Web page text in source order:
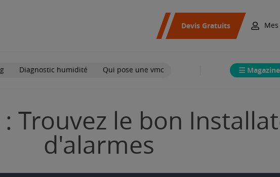
Devis Gratuits
Diagnostic humidité Qui pose une vmc Magazine
Trouvez le bon
d'alarmes